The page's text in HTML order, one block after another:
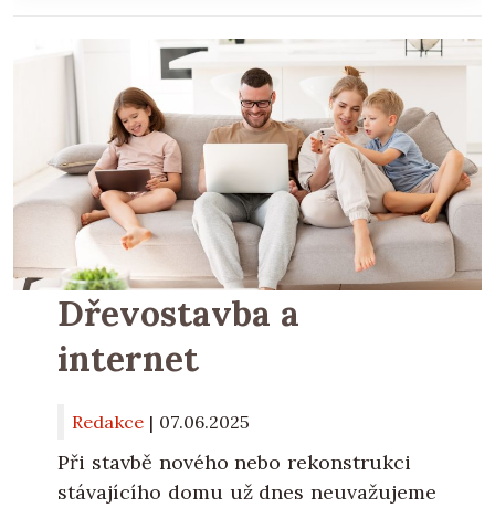
Dřevostavba a
internet
Redakce | 07.06.2025
Při stavbě nového nebo rekonstrukci
stávajícího domu už dnes neuvažujeme